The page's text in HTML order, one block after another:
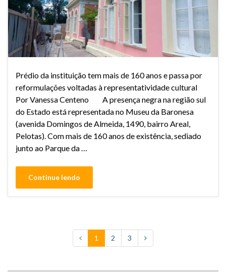
Prédio da instituição tem mais de 160 anos e passa por
reformulações voltadas à representatividade cultural
Por Vanessa Centeno A presença negra na região sul
do Estado está representada no Museu da Baronesa
(avenida Domingos de Almeida, 1490, bairro Areal,
Pelotas). Com mais de 160 anos de existência, sediado
junto ao Parque da …
Continue lendo
1 2 3